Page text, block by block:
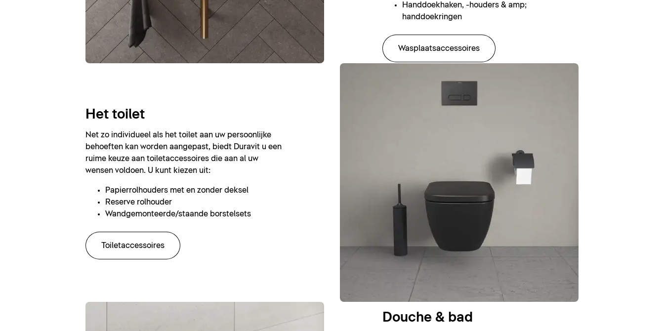
Handdoekhaken, -houders & amp;
handdoekringen
Wasplaatsaccessoires
Het toilet
Net zo individueel als het toilet aan uw persoonlijke
behoeften kan worden aangepast, biedt Duravit u een
ruime keuze aan toiletaccessoires die aan al uw
wensen voldoen. U kunt kiezen uit:
Papierrolhouders met en zonder deksel
Reserve rolhouder
Wandgemonteerde/staande borstelsets
Toiletaccessoires
Douche & bad